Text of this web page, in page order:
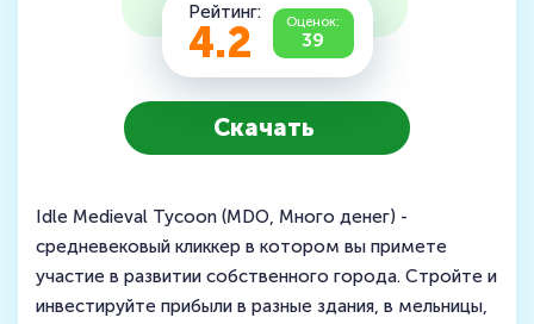
Рейтинг:
4.2 Оценок:
39
Скачать
Idle Medieval Tycoon (MDO, Много денег) -
средневековый кликкер в котором вы примете
участие в развитии собственного города. Стройте и
инвестируйте прибыли в разные здания, в мельницы,